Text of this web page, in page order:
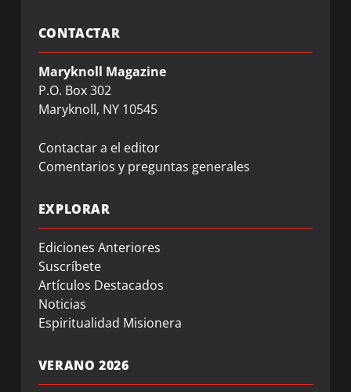
CONTACTAR
Maryknoll Magazine
P.O. Box 302
Maryknoll, NY 10545
Contactar a el editor
Comentarios y preguntas generales
EXPLORAR
Ediciones Anteriores
Suscríbete
Artículos Destacados
Noticias
Espiritualidad Misionera
VERANO 2026